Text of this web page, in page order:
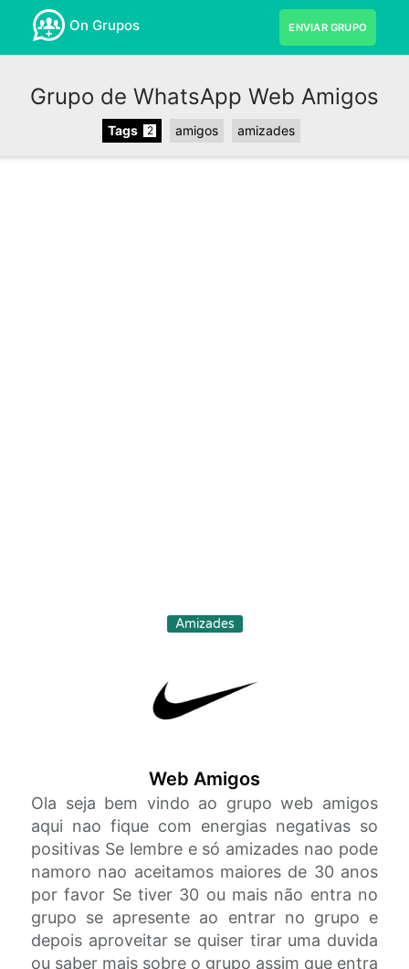
On Grupos ENVIAR GRUPO
Grupo de WhatsApp Web Amigos
Tags 2 amigos amizades
Amizades
Web Amigos
Ola seja bem vindo ao grupo web amigos
aqui nao fique com energias negativas so
positivas Se lembre e só amizades nao pode
namoro nao aceitamos maiores de 30 anos
por favor Se tiver 30 ou mais não entra no
grupo se apresente ao entrar no grupo e
depois aproveitar se quiser tirar uma duvida
ou saber mais sobre o grupo assim que entra